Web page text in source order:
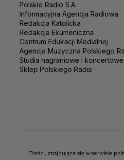
Polskie Radio S.A.
Informacyjna Agencja Radiowa
Redakcja Katolicka
Redakcja Ekumeniczna
Centrum Edukacji Medialnej
Agencja Muzyczna Polskiego
Studia nagraniowe i koncertowe
Sklep Polskiego Radia
Treści, znajdujące się w serwisie